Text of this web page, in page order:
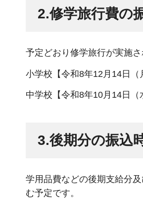
2.修学旅行費の
予定どおり修学旅行が実施
小学校【令和8年12月14日（
中学校【令和8年10月14日（
3.後期分の振込
学用品費などの後期支給分
む予定です。